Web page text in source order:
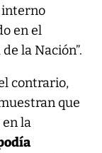
interno
en el
la Nación”.
contrario,
que
la